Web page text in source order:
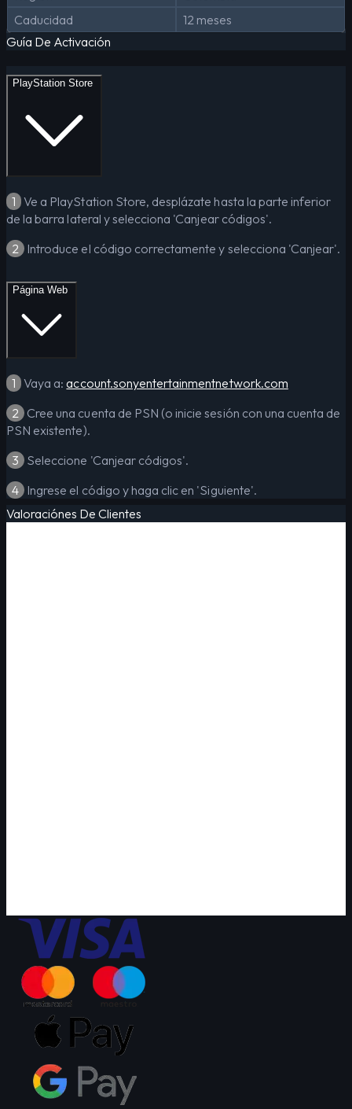
Caducidad
12 meses
Guía De Activación
PlayStation Store
1 Ve a PlayStation Store, desplázate hasta la parte inferior
de la barra lateral y selecciona 'Canjear códigos'.
2 Introduce el código correctamente y selecciona 'Canjear'.
Página Web
1 Vaya a:account.sonyentertainmentnetwork.com
2 Cree una cuenta de PSN (o inicie sesión con una cuenta de
PSN existente).
3 Seleccione 'Canjear códigos'.
4 Ingrese el código y haga clic en 'Siguiente'.
Valoraciónes De Clientes